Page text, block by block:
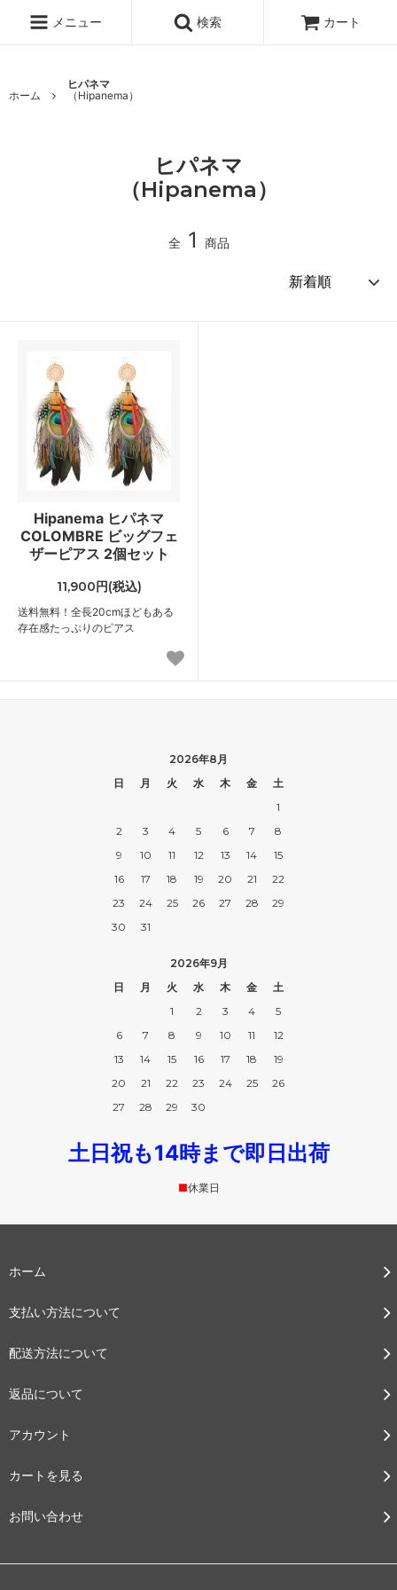
メニュー 検索 カート
ホーム
ヒパネマ
（Hipanema）
ヒパネマ
（Hipanema）
全 1 商品
Hipanema ヒパネマ
COLOMBRE ビッグフェ
ザーピアス 2個セット
11,900円(税込)
送料無料！全長20cmほどもある
存在感たっぷりのピアス
2026年8月
日
月 火 水 木 金
土
1
2
3 4 5 6 7
8
9
10 11 12 13 14
15
16
17 18 19 20 21
22
23
24 25 26 27 28
29
30
31
2026年9月
日
月 火 水 木 金
土
1
2 3 4
5
6
7 8 9 10 11
12
13
14 15 16 17 18
19
20
21 22 23 24 25
26
27
28 29 30
土日祝も14時まで即日出荷
■休業日
ホーム
支払い方法について
配送方法について
返品について
アカウント
カートを見る
お問い合わせ